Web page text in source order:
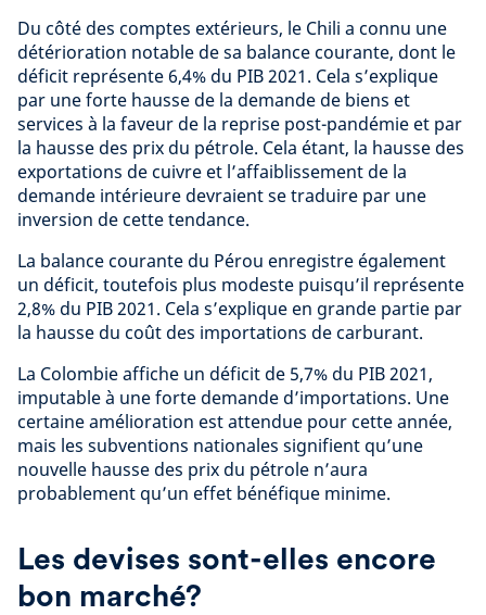
Du côté des comptes extérieurs, le Chili a connu une
détérioration notable de sa balance courante, dont le
déficit représente 6,4% du PIB 2021. Cela s’explique
par une forte hausse de la demande de biens et
services à la faveur de la reprise post-pandémie et par
la hausse des prix du pétrole. Cela étant, la hausse des
exportations de cuivre et l’affaiblissement de la
demande intérieure devraient se traduire par une
inversion de cette tendance.
La balance courante du Pérou enregistre également
un déficit, toutefois plus modeste puisqu’il représente
2,8% du PIB 2021. Cela s’explique en grande partie par
la hausse du coût des importations de carburant.
La Colombie affiche un déficit de 5,7% du PIB 2021,
imputable à une forte demande d’importations. Une
certaine amélioration est attendue pour cette année,
mais les subventions nationales signifient qu’une
nouvelle hausse des prix du pétrole n’aura
probablement qu’un effet bénéfique minime.
Les devises sont-elles encore
bon marché?